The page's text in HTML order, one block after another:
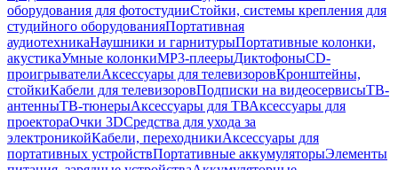
оборудования для фотостудииСтойки, системы крепления для
студийного оборудованияПортативная
аудиотехникаНаушники и гарнитурыПортативные колонки,
акустикаУмные колонкиMP3-плеерыДиктофоныCD-
проигрывателиАксессуары для телевизоровКронштейны,
стойкиКабели для телевизоровПодписки на видеосервисыТВ-
антенныТВ-тюнерыАксессуары для ТВАксессуары для
проектораОчки 3DСредства для ухода за
электроникойКабели, переходникиАксессуары для
портативных устройствПортативные аккумуляторыЭлементы